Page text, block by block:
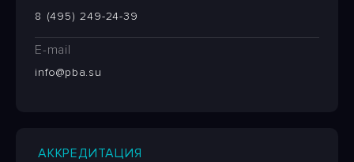
8 (495) 249-24-39
E-mail
info@pba.su
АККРЕДИТАЦИЯ